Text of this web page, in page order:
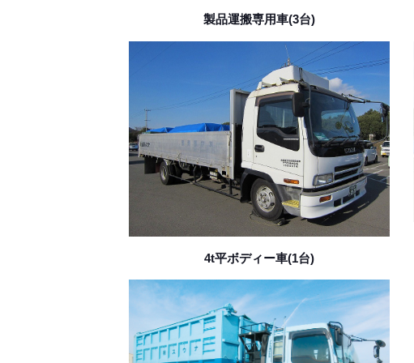
製品運搬専用車(3台)
4t平ボディー車(1台)